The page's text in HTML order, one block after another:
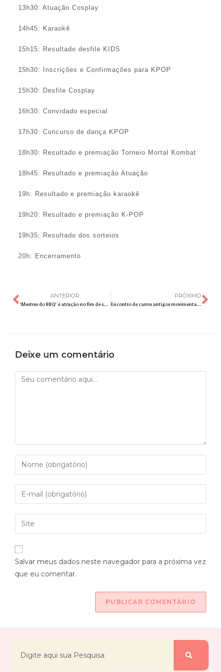
13h30: Atuação Cosplay
14h45: Karaokê
15h15: Resultado desfile KIDS
15h30: Inscrições e Confirmações para KPOP
15h30: Desfile Cosplay
16h30: Convidado especial
17h30: Concurso de dança KPOP
18h30: Resultado e premiação Torneio Mortal Kombat
18h45: Resultado e premiação Atuação
19h: Resultado e premiação karaokê
19h20: Resultado e premiação K-POP
19h35: Resultado dos sorteios
20h: Encerramento
ANTERIOR
‘Mestres do BBQ’ é atração no fim de semana em Campinas com o melhor do churrasco e cervejas artesanais
PRÓXIMO
Encontro de carros antigos movimenta o estacionamento do Shopping Parque das Bandeiras neste final de semana
Deixe um comentário
Salvar meus dados neste navegador para a próxima vez
que eu comentar.